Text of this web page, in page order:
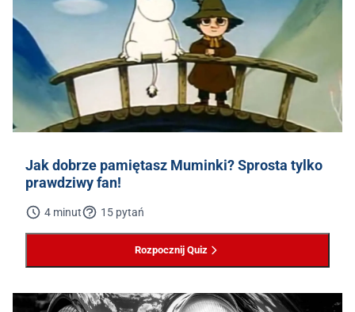
Jak dobrze pamiętasz Muminki? Sprosta tylko
prawdziwy fan!
4 minut 15 pytań
Rozpocznij Quiz